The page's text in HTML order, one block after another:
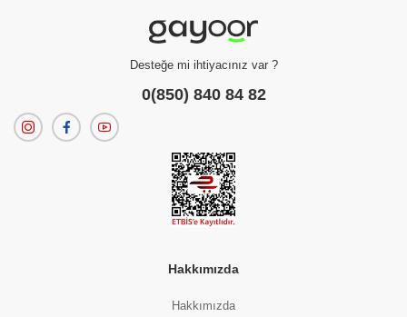
Desteğe mi ihtiyacınız var ?
0(850) 840 84 82
Hakkımızda
Hakkımızda